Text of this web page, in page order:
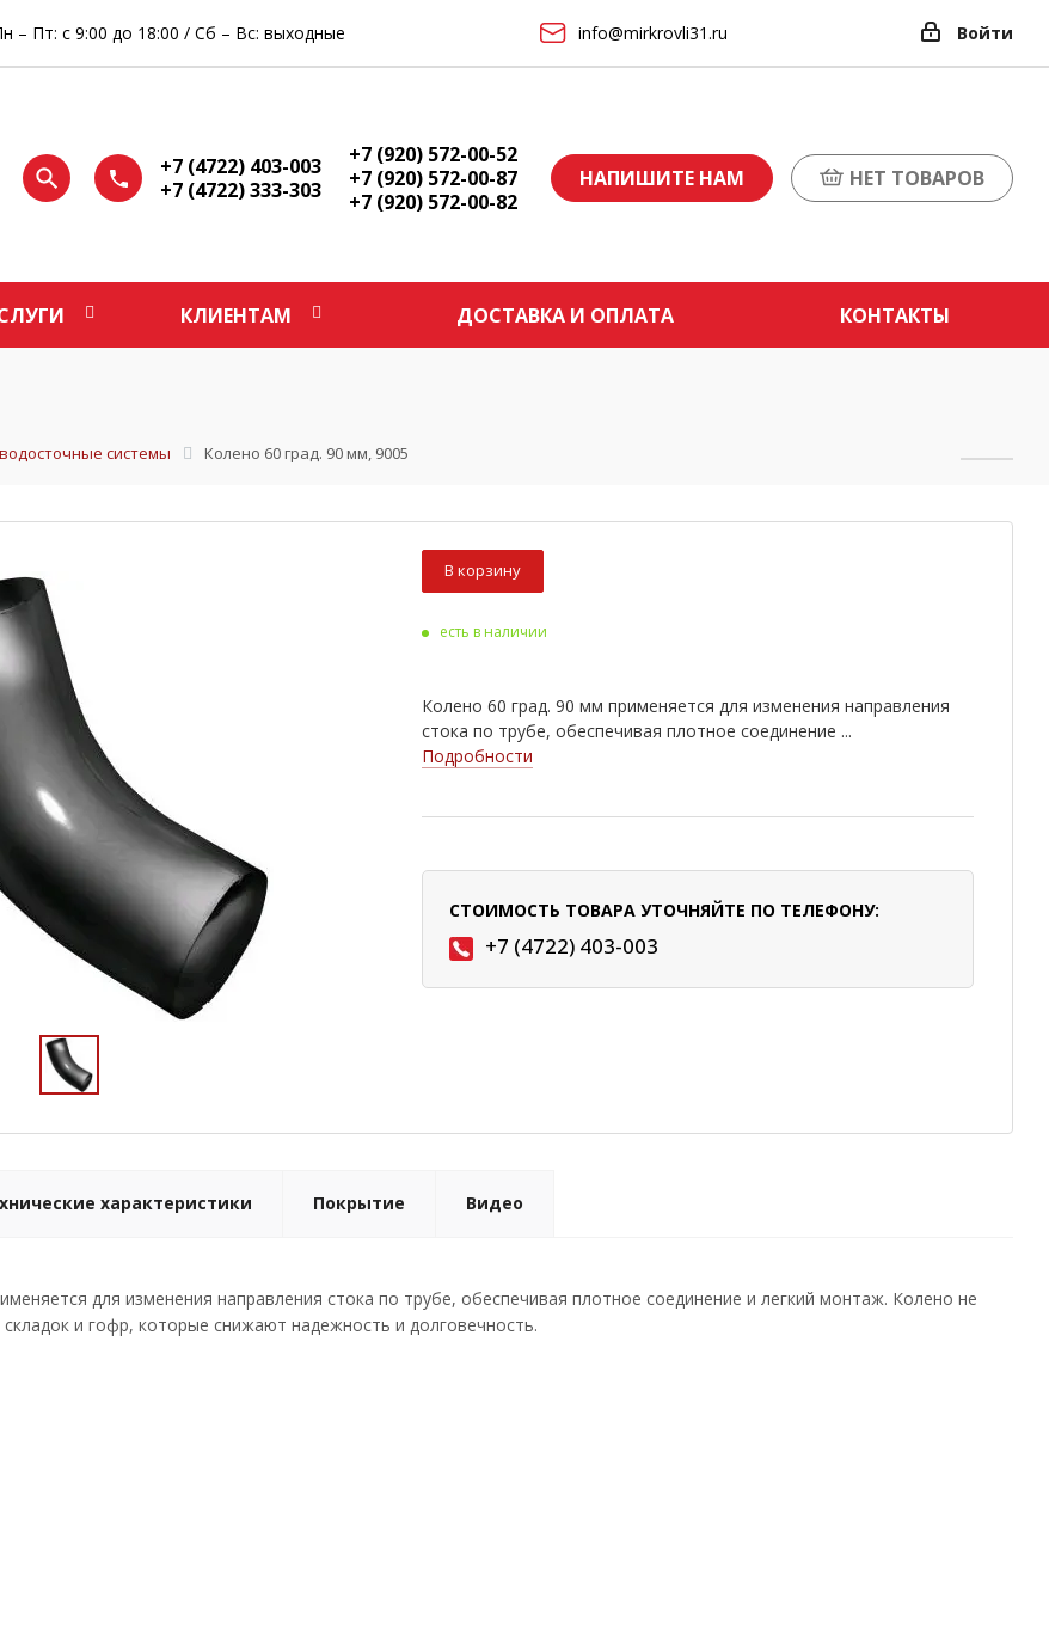
– Пт: с 9:00 до 18:00 / Сб – Вс: выходные info@mirkrovli31.ru Войти
+7 (4722) 403-003
+7 (4722) 333-303
+7 (920) 572-00-52
+7 (920) 572-00-87
+7 (920) 572-00-82
НАПИШИТЕ НАМ НЕТ ТОВАРОВ
КЛИЕНТАМ ДОСТАВКА И ОПЛАТА КОНТАКТЫ
системы Колено 60 град. 90 мм, 9005
В корзину
есть в наличии
Колено 60 град. 90 мм применяется для изменения направления
стока по трубе, обеспечивая плотное соединение ...
Подробности
СТОИМОСТЬ ТОВАРА УТОЧНЯЙТЕ ПО ТЕЛЕФОНУ:
+7 (4722) 403-003
характеристики Покрытие Видео
для изменения направления стока по трубе, обеспечивая плотное соединение и легкий монтаж. Колено не
и гофр, которые снижают надежность и долговечность.